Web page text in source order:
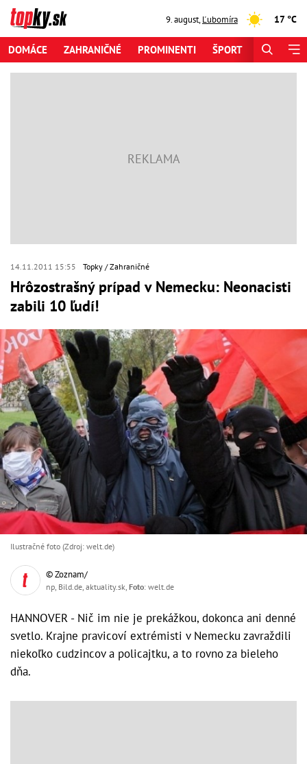
9. august,Ľubomíra 17 °C
DOMÁCE ZAHRANIČNÉ PROMINENTI ŠPORT
14.11.2011 15:55 Topky Zahraničné
Hrôzostrašný prípad v Nemecku: Neonacisti
zabili 10 ľudí!
Ilustračné foto (Zdroj: welt.de)
© Zoznam/
np, Bild.de, aktuality.sk, Foto: welt.de
HANNOVER - Nič im nie je prekážkou, dokonca ani denné
svetlo. Krajne pravicoví extrémisti v Nemecku zavraždili
niekoľko cudzincov a policajtku, a to rovno za bieleho
dňa.